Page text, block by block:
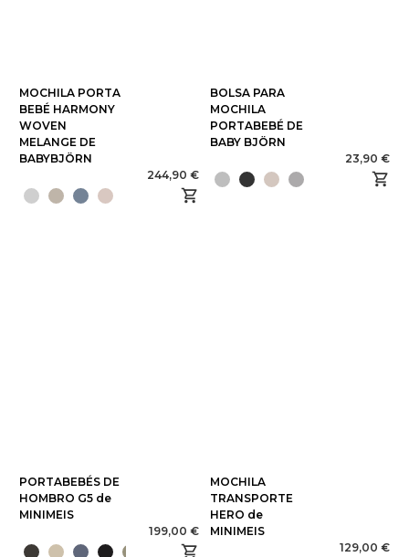
MOCHILA PORTA
BEBÉ HARMONY
WOVEN
MELANGE DE
BABYBJÖRN
244,90 €
BOLSA PARA
MOCHILA
PORTABEBÉ DE
BABY BJÖRN
23,90 €
PORTABEBÉS DE
HOMBRO G5 de
MINIMEIS
199,00 €
MOCHILA
TRANSPORTE
HERO de
MINIMEIS
129,00 €